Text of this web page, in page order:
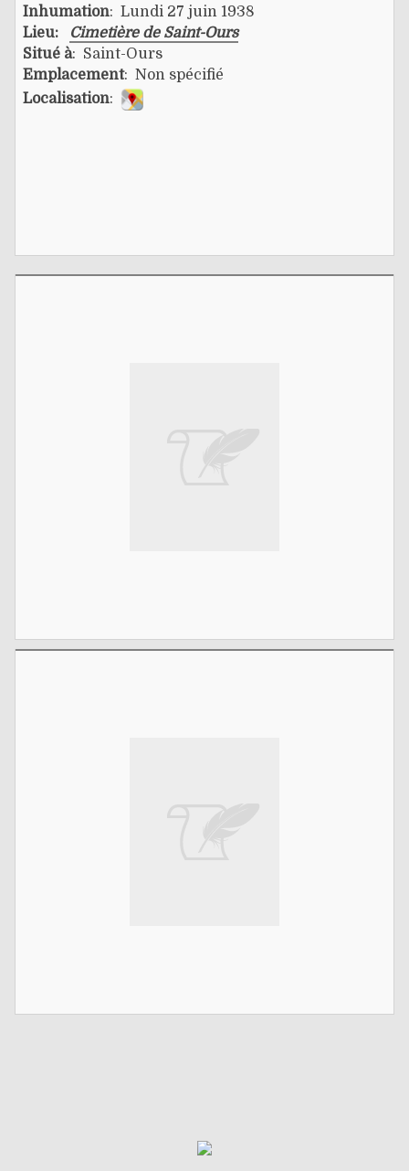
Inhumation: Lundi 27 juin 1938
Lieu:
Cimetière de Saint-Ours
Situé à: Saint-Ours
Emplacement: Non spécifié
Localisation: